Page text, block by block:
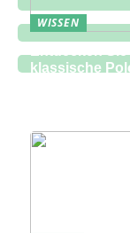
WISSEN
klassische